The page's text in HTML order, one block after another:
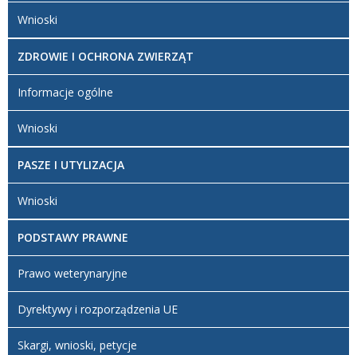
Wnioski
ZDROWIE I OCHRONA ZWIERZĄT
Informacje ogólne
Wnioski
PASZE I UTYLIZACJA
Wnioski
PODSTAWY PRAWNE
Prawo weterynaryjne
Dyrektywy i rozporządzenia UE
Skargi, wnioski, petycje